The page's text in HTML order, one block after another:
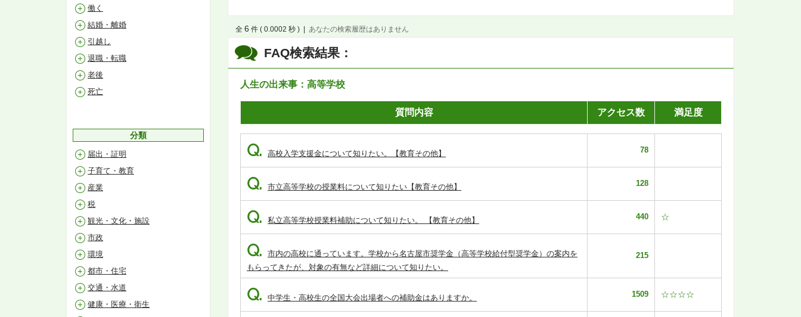
FAQ検索結果：
人生の出来事：高等学校
全 6 件 ( 0.0002 秒 ) あなたの検索履歴はありません
質問内容 アクセス数 満足度
Q. 高校入学支援金について知りたい。【教育その他】 78
Q. 市立高等学校の授業料について知りたい【教育その他】 128
Q. 私立高等学校授業料補助について知りたい。 【教育その他】 440 ☆
Q.
市内の高校に通っています。学校から名古屋市奨学金（高等学校給付型奨学金）の案内を
もらってきたが、対象の有無など詳細について知りたい。
215
Q. 中学生・高校生の全国大会出場者への補助金はありますか。 1509 ☆☆☆☆
働く
結婚・離婚
引越し
退職・転職
老後
死亡
分類
届出・証明
子育て・教育
産業
税
観光・文化・施設
市政
環境
都市・住宅
交通・水道
健康・医療・衛生